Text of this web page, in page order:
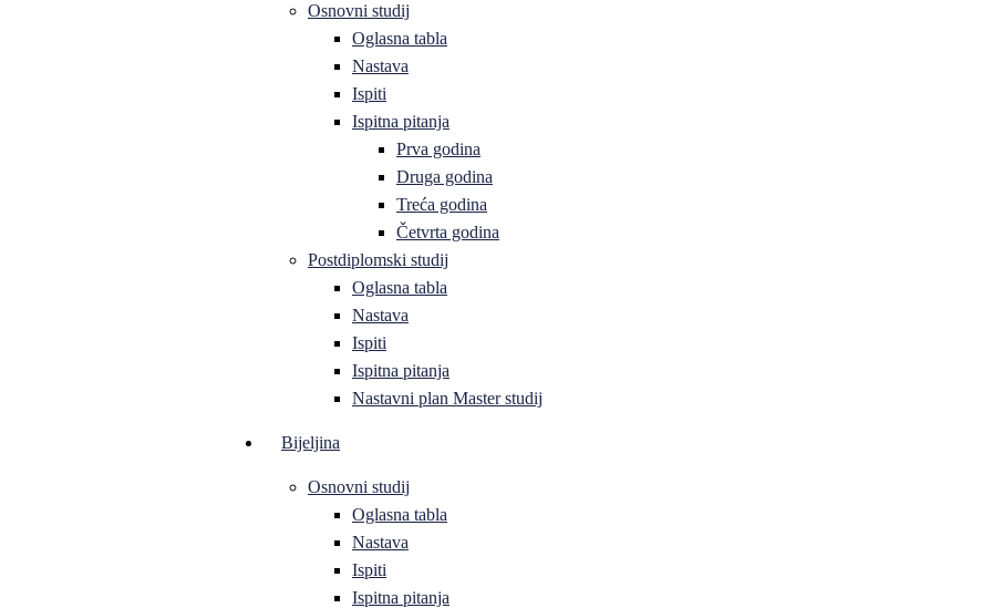
Osnovni studij
Oglasna tabla
Nastava
Ispiti
Ispitna pitanja
Prva godina
Druga godina
Treća godina
Četvrta godina
Postdiplomski studij
Oglasna tabla
Nastava
Ispiti
Ispitna pitanja
Nastavni plan Master studij
Bijeljina
Osnovni studij
Oglasna tabla
Nastava
Ispiti
Ispitna pitanja